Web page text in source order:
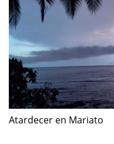
Atardecer en Mariato